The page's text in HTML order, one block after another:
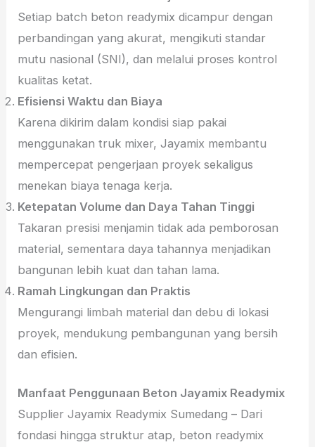
Setiap batch beton readymix dicampur dengan
perbandingan yang akurat, mengikuti standar
mutu nasional (SNI), dan melalui proses kontrol
kualitas ketat.
Efisiensi Waktu dan Biaya
Karena dikirim dalam kondisi siap pakai
menggunakan truk mixer, Jayamix membantu
mempercepat pengerjaan proyek sekaligus
menekan biaya tenaga kerja.
Ketepatan Volume dan Daya Tahan Tinggi
Takaran presisi menjamin tidak ada pemborosan
material, sementara daya tahannya menjadikan
bangunan lebih kuat dan tahan lama.
Ramah Lingkungan dan Praktis
Mengurangi limbah material dan debu di lokasi
proyek, mendukung pembangunan yang bersih
dan efisien.
Manfaat Penggunaan Beton Jayamix Readymix
Supplier Jayamix Readymix Sumedang – Dari
fondasi hingga struktur atap, beton readymix